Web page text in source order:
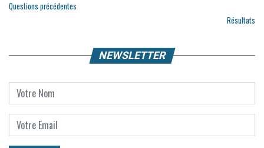
Questions précédentes
Résultats
NEWSLETTER